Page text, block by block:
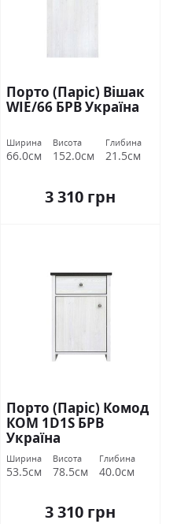
Порто (Паріс) Вішак
WIE/66 БРВ Україна
Ширина
66.0см
Висота
152.0см
Глибина
21.5см
3 310 грн
Порто (Паріс) Комод
КОМ 1D1S БРВ
Україна
Ширина
53.5см
Висота
78.5см
Глибина
40.0см
3 310 грн